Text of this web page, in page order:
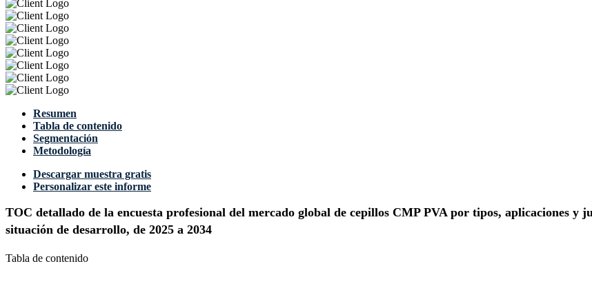
Resumen
Tabla de contenido
Segmentación
Metodología
Descargar muestra gratis
Personalizar este informe
TOC detallado de la encuesta profesional del mercado global de cepillos CMP PVA por tipos, aplicaciones y
situación de desarrollo, de 2025 a 2034
Tabla de contenido